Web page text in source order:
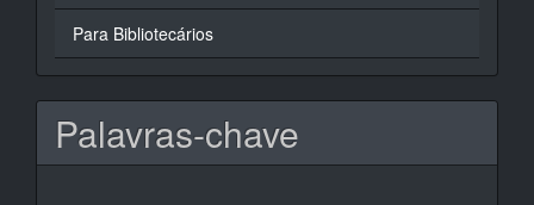
Para Bibliotecários
Palavras-chave